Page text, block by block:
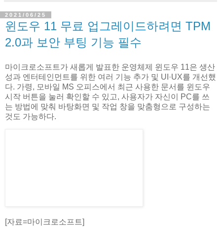
2021/06/25
윈도우 11 무료 업그레이드하려면 TPM
2.0과 보안 부팅 기능 필수
마이크로소프트가 새롭게 발표한 운영체제 윈도우 11은 생산
성과 엔터테인먼트를 위한 여러 기능 추가 및 UI·UX를 개선했
다. 가령, 모바일 MS 오피스에서 최근 사용한 문서를 윈도우
시작 버튼을 눌러 확인할 수 있고, 사용자가 자신이 PC를 쓰
는 방법에 맞춰 바탕화면 및 작업 창을 맞춤형으로 구성하는
것도 가능하다.
[자료=마이크로소프트]